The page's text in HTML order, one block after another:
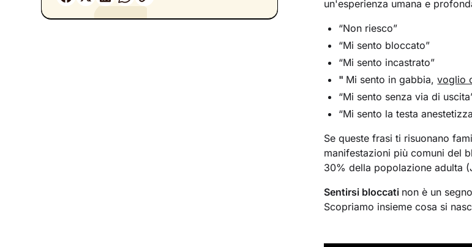
un'esperienza umana e
“Non riesco”
“Mi sento bloccato”
“Mi sento incastrato”
" Mi sento in gabbia,voglio
“Mi sento senza via di
“Mi sento la testa
Se queste frasi ti risuonano
manifestazioni più comuni del
30% della popolazione adulta
Sentirsi bloccati non è un
Scopriamo insieme cosa si